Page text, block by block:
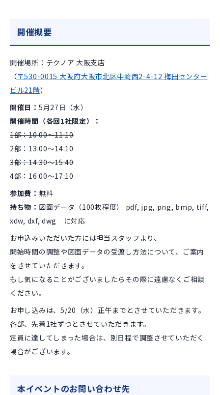
開催概要
開催場所：テクノア 大阪支店
（〒530-0015 大阪府大阪市北区中崎西2-4-12 梅田センター
ビル21階）
開催日： 5月27日（水）
開催時間（各回1社限定）：
1部：10:00～11:10
2部：13:00～14:10
3部：14:30～15:40
4部：16:00～17:10
参加費： 無料
持ち物： 図面データ（100枚程度） pdf, jpg, png, bmp, tiff,
xdw, dxf, dwg に対応
お申込みいただいた方には担当スタッフより、
開始時間の調整や図面データの受渡し方法について、ご案内
をさせていただきます。
もし気になることがございましたらその際に遠慮なくご相談
ください。
お申し込みは、5/20（水）正午までとさせていただきます。
各部、先着1社ずつとさせていただきます。
定員に達してしまった場合は、別日程で調整させていただく
場合がございます。
本イベントのお問い合わせ先